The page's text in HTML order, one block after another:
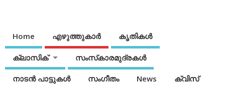
Home എഴുത്തുകാര്‍ കൃതികൾ
ക്ലാസിക് സംസ്‌കാരമുദ്രകള്‍
നാടന്‍ പാട്ടുകള്‍ സംഗീതം News ക്വിസ്